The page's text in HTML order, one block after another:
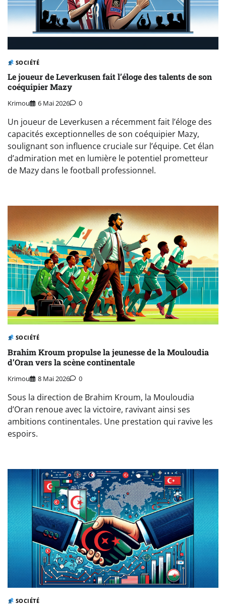
SOCIÉTÉ
Le joueur de Leverkusen fait l’éloge des talents de son
coéquipier Mazy
Krimou 6 Mai 2026 0
Un joueur de Leverkusen a récemment fait l’éloge des
capacités exceptionnelles de son coéquipier Mazy,
soulignant son influence cruciale sur l’équipe. Cet élan
d’admiration met en lumière le potentiel prometteur
de Mazy dans le football professionnel.
SOCIÉTÉ
Brahim Kroum propulse la jeunesse de la Mouloudia
d’Oran vers la scène continentale
Krimou 8 Mai 2026 0
Sous la direction de Brahim Kroum, la Mouloudia
d’Oran renoue avec la victoire, ravivant ainsi ses
ambitions continentales. Une prestation qui ravive les
espoirs.
SOCIÉTÉ